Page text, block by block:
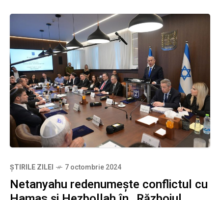
ȘTIRILE ZILEI 7 octombrie 2024
Netanyahu redenumește conflictul cu